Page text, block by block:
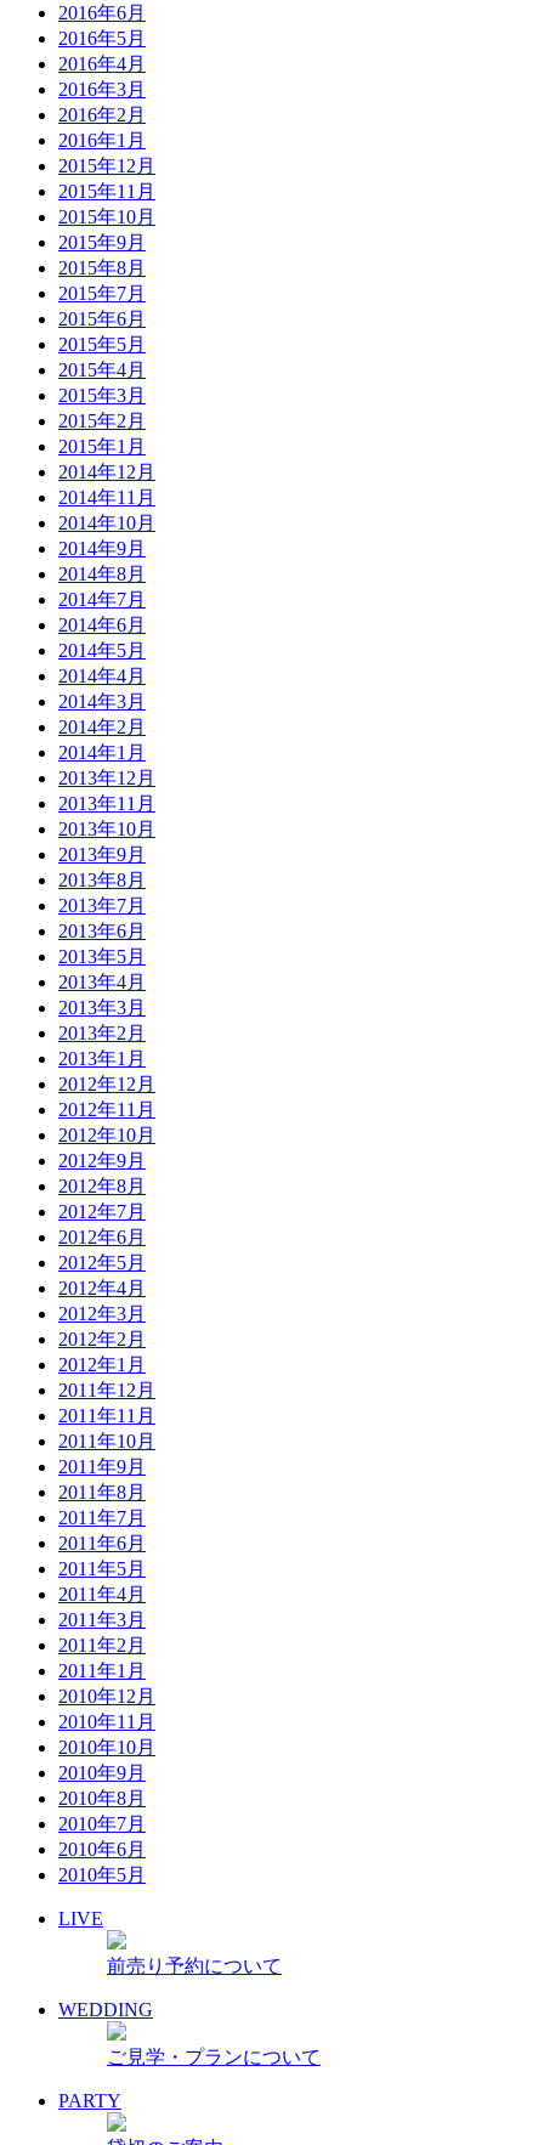
2016年6月
2016年5月
2016年4月
2016年3月
2016年2月
2016年1月
2015年12月
2015年11月
2015年10月
2015年9月
2015年8月
2015年7月
2015年6月
2015年5月
2015年4月
2015年3月
2015年2月
2015年1月
2014年12月
2014年11月
2014年10月
2014年9月
2014年8月
2014年7月
2014年6月
2014年5月
2014年4月
2014年3月
2014年2月
2014年1月
2013年12月
2013年11月
2013年10月
2013年9月
2013年8月
2013年7月
2013年6月
2013年5月
2013年4月
2013年3月
2013年2月
2013年1月
2012年12月
2012年11月
2012年10月
2012年9月
2012年8月
2012年7月
2012年6月
2012年5月
2012年4月
2012年3月
2012年2月
2012年1月
2011年12月
2011年11月
2011年10月
2011年9月
2011年8月
2011年7月
2011年6月
2011年5月
2011年4月
2011年3月
2011年2月
2011年1月
2010年12月
2010年11月
2010年10月
2010年9月
2010年8月
2010年7月
2010年6月
2010年5月
LIVE
前売り予約について
WEDDING
ご見学・プランについて
PARTY